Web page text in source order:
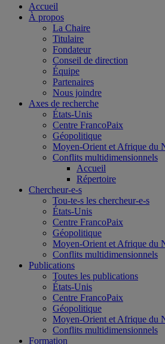
Accueil
À propos
La Chaire
Titulaire
Fondateur
Conseil de direction
Équipe
Partenaires
Nous joindre
Axes de recherche
États-Unis
Centre FrancoPaix
Géopolitique
Moyen-Orient et Afrique du
Conflits multidimensionnels
Accueil
Répertoire
Chercheur-e-s
Tou-te-s les chercheur-e-s
États-Unis
Centre FrancoPaix
Géopolitique
Moyen-Orient et Afrique du
Conflits multidimensionnels
Publications
Toutes les publications
États-Unis
Centre FrancoPaix
Géopolitique
Moyen-Orient et Afrique du
Conflits multidimensionnels
Formation